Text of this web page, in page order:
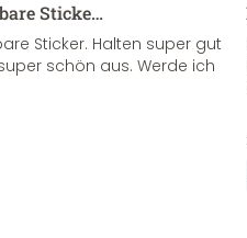
Sticke…
Sticker. Halten super gut
schön aus. Werde ich